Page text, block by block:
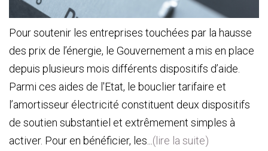
Pour soutenir les entreprises touchées par la hausse
des prix de l’énergie, le Gouvernement a mis en place
depuis plusieurs mois différents dispositifs d’aide.
Parmi ces aides de l'Etat, le bouclier tarifaire et
l’amortisseur électricité constituent deux dispositifs
de soutien substantiel et extrêmement simples à
activer. Pour en bénéficier, les... (lire la suite)